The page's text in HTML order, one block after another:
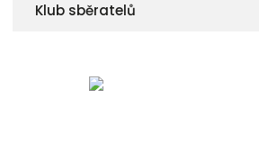
Klub sběratelů